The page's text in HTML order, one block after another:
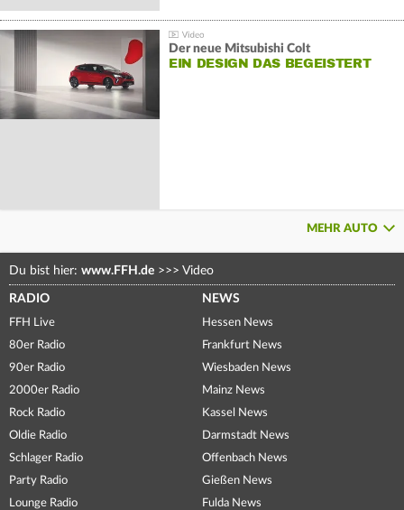
Der neue Mitsubishi Colt
EIN DESIGN DAS BEGEISTERT
MEHR AUTO
Du bist hier: www.FFH.de >>> Video
RADIO
FFH Live
80er Radio
90er Radio
2000er Radio
Rock Radio
Oldie Radio
Schlager Radio
Party Radio
Lounge Radio
NEWS
Hessen News
Frankfurt News
Wiesbaden News
Mainz News
Kassel News
Darmstadt News
Offenbach News
Gießen News
Fulda News